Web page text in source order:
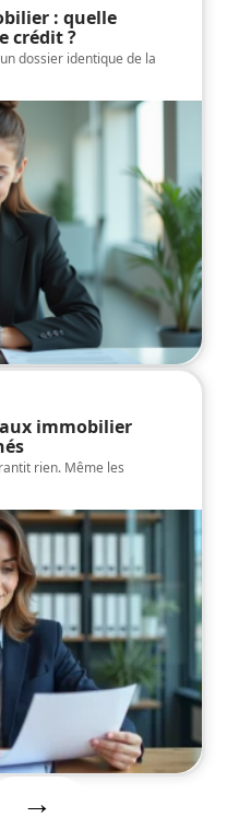
: quelle
crédit ?
dossier identique de la
immobilier
rien. Même les